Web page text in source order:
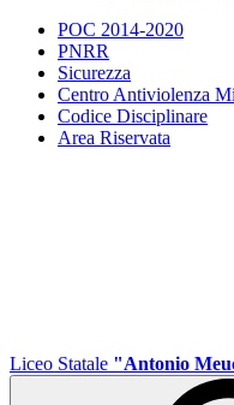
POC 2014-2020
PNRR
Sicurezza
Centro Antiviolenza
Codice Disciplinare
Area Riservata
Liceo Statale "Antonio